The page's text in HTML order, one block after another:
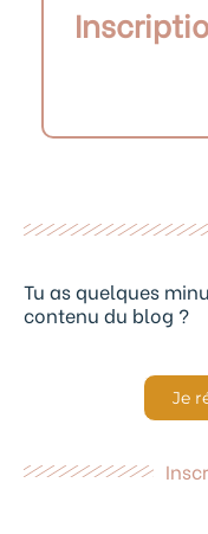
Tu as quelques
contenu du blog ?
Je